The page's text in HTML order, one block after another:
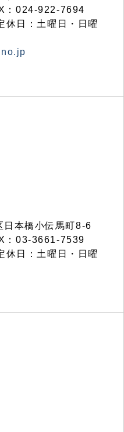
：024-922-7694
日：土曜日・日曜
本橋小伝馬町8-6
：03-3661-7539
日：土曜日・日曜